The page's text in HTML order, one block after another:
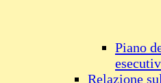
Piano
Relazione